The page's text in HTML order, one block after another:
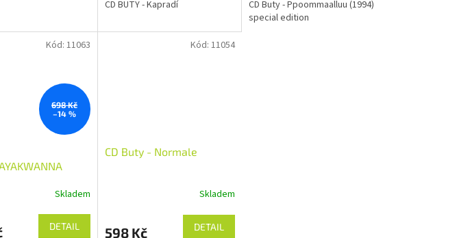
CD BUTY - Kapradí
CD Buty - Ppoommaalluu (1994)
special edition
698 Kč
–14 %
Skladem
DETAIL
Kód: 11063
CD Buty - Normale
Skladem
598 Kč DETAIL
Kód:11054